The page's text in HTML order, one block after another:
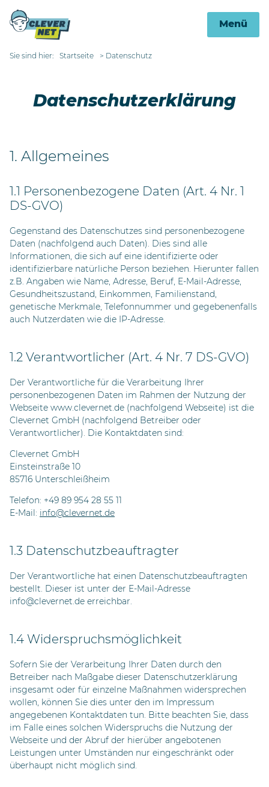
Menü
Sie sind hier: Startseite Datenschutz
Datenschutzerklärung
1. Allgemeines
1.1 Personenbezogene Daten (Art. 4 Nr. 1
DS-GVO)
Gegenstand des Datenschutzes sind personenbezogene
Daten (nachfolgend auch Daten). Dies sind alle
Informationen, die sich auf eine identifizierte oder
identifizierbare natürliche Person beziehen. Hierunter fallen
z.B. Angaben wie Name, Adresse, Beruf, E-Mail-Adresse,
Gesundheitszustand, Einkommen, Familienstand,
genetische Merkmale, Telefonnummer und gegebenenfalls
auch Nutzerdaten wie die IP-Adresse.
1.2 Verantwortlicher (Art. 4 Nr. 7 DS-GVO)
Der Verantwortliche für die Verarbeitung Ihrer
personenbezogenen Daten im Rahmen der Nutzung der
Webseite www.clevernet.de (nachfolgend Webseite) ist die
Clevernet GmbH (nachfolgend Betreiber oder
Verantwortlicher). Die Kontaktdaten sind:
Clevernet GmbH
Einsteinstraße 10
85716 Unterschleißheim
Telefon: +49 89 954 28 55 11
E-Mail: info@clevernet.de
1.3 Datenschutzbeauftragter
Der Verantwortliche hat einen Datenschutzbeauftragten
bestellt. Dieser ist unter der E-Mail-Adresse
info@clevernet.de erreichbar.
1.4 Widerspruchsmöglichkeit
Sofern Sie der Verarbeitung Ihrer Daten durch den
Betreiber nach Maßgabe dieser Datenschutzerklärung
insgesamt oder für einzelne Maßnahmen widersprechen
wollen, können Sie dies unter den im Impressum
angegebenen Kontaktdaten tun. Bitte beachten Sie, dass
im Falle eines solchen Widerspruchs die Nutzung der
Webseite und der Abruf der hierüber angebotenen
Leistungen unter Umständen nur eingeschränkt oder
überhaupt nicht möglich sind.